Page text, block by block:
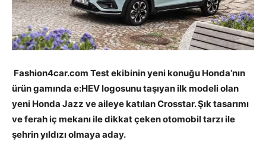
Fashion4car.com Test ekibinin yeni konuğu Honda’nın
ürün gamında e:HEV logosunu taşıyan ilk modeli olan
yeni Honda Jazz ve aileye katılan Crosstar. Şık tasarımı
ve ferah iç mekanı ile dikkat çeken otomobil tarzı ile
şehrin yıldızı olmaya aday.